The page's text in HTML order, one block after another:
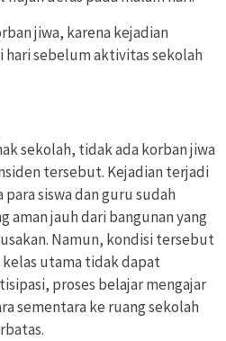
jiwa, karena kejadian
hari sebelum aktivitas sekolah
sekolah, tidak ada korban jiwa
tersebut. Kejadian terjadi
siswa dan guru sudah
aman jauh dari bangunan yang
Namun, kondisi tersebut
utama tidak dapat
proses belajar mengajar
sementara ke ruang sekolah